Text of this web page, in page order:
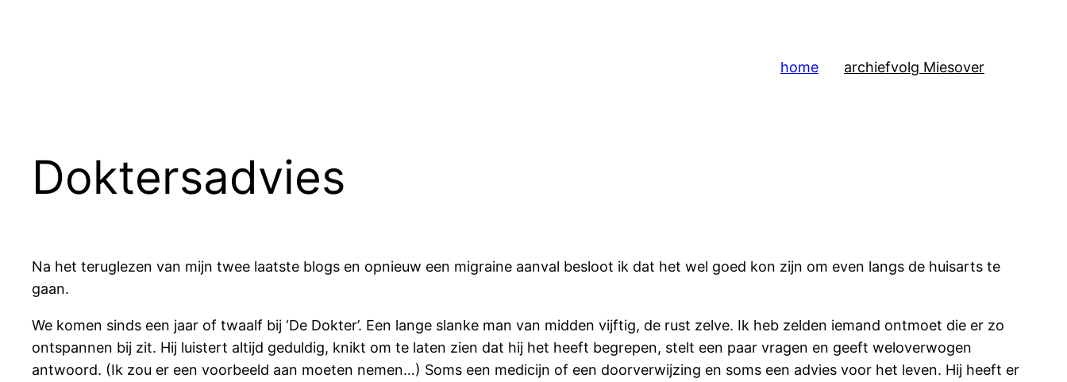
home archiefvolg Miesover
Doktersadvies
Na het teruglezen van mijn twee laatste blogs en opnieuw een migraine aanval besloot ik dat het wel goed kon zijn om even langs de huisarts te
gaan.
We komen sinds een jaar of twaalf bij ‘De Dokter’. Een lange slanke man van midden vijftig, de rust zelve. Ik heb zelden iemand ontmoet die er zo
ontspannen bij zit. Hij luistert altijd geduldig, knikt om te laten zien dat hij het heeft begrepen, stelt een paar vragen en geeft weloverwogen
antwoord. (Ik zou er een voorbeeld aan moeten nemen…) Soms een medicijn of een doorverwijzing en soms een advies voor het leven. Hij heeft er